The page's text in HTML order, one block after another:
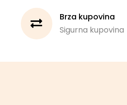
Brza kupovina
Sigurna kupovina